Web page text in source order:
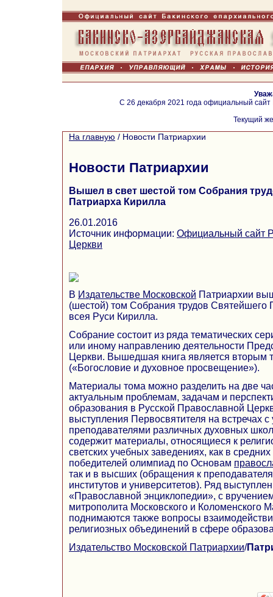
С 26 декабря 2021 года официальный
Текущий
На главную / Новости Патриархии
Новости Патриархии
Вышел в свет шестой том Собрания
Патриарха Кирилла
26.01.2016
Источник информации: Официальный сайт
Церкви
В Издательстве Московской Патриархии
(шестой) том Собрания трудов Святейшего
всея Руси Кирилла.
Собрание состоит из ряда тематических
или иному направлению деятельности
Церкви. Вышедшая книга является вторым
(«Богословие и духовное просвещение»).
Материалы тома можно разделить на две
актуальным проблемам, задачам и
образования в Русской Православной
выступления Первосвятителя на встречах
преподавателями различных духовных
содержит материалы, относящиеся к
светских учебных заведениях, как в
победителей олимпиад по Основам
так и в высших (обращения к
институтов и университетов). Ряд
«Православной энциклопедии», с
митрополита Московского и Коломенского
поднимаются также вопросы
религиозных объединений в сфере
Издательство Московской Патриархии/